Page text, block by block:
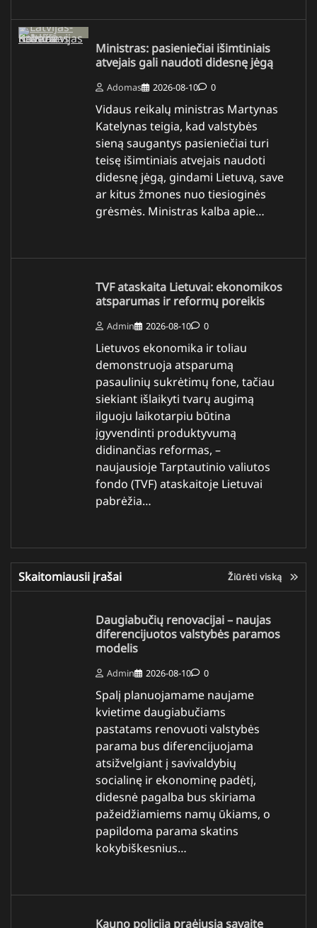
Ministras: pasieniečiai išimtiniais
atvejais gali naudoti didesnę jėgą
Adomas 2026-08-10 0
Vidaus reikalų ministras Martynas
Katelynas teigia, kad valstybės
sieną saugantys pasieniečiai turi
teisę išimtiniais atvejais naudoti
didesnę jėgą, gindami Lietuvą, save
ar kitus žmones nuo tiesioginės
grėsmės. Ministras kalba apie…
TVF ataskaita Lietuvai: ekonomikos
atsparumas ir reformų poreikis
Admin 2026-08-10 0
Lietuvos ekonomika ir toliau
demonstruoja atsparumą
pasaulinių sukrėtimų fone, tačiau
siekiant išlaikyti tvarų augimą
ilguoju laikotarpiu būtina
įgyvendinti produktyvumą
didinančias reformas, –
naujausioje Tarptautinio valiutos
fondo (TVF) ataskaitoje Lietuvai
pabrėžia…
Skaitomiausii įrašai Žiūrėti viską
Daugiabučių renovacijai – naujas
diferencijuotos valstybės paramos
modelis
Admin 2026-08-10 0
Spalį planuojamame naujame
kvietime daugiabučiams
pastatams renovuoti valstybės
parama bus diferencijuojama
atsižvelgiant į savivaldybių
socialinę ir ekonominę padėtį,
didesnė pagalba bus skiriama
pažeidžiamiems namų ūkiams, o
papildoma parama skatins
kokybiškesnius…
Kauno policija praėjusią savaitę